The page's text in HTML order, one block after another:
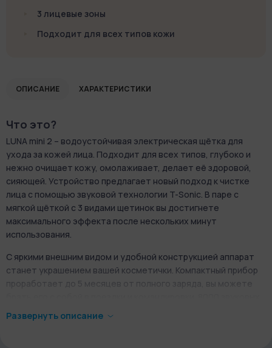
3 лицевые зоны
Подходит для всех типов кожи
ОПИСАНИЕ ХАРАКТЕРИСТИКИ
Что это?
LUNA mini 2 – водоустойчивая электрическая щётка для
ухода за кожей лица. Подходит для всех типов, глубоко и
нежно очищает кожу, омолаживает, делает её здоровой,
сияющей. Устройство предлагает новый подход к чистке
лица с помощью звуковой технологии T-Sonic. В паре с
мягкой щёткой с 3 видами щетинок вы достигнете
максимального эффекта после нескольких минут
использования.
С яркими внешним видом и удобной конструкцией аппарат
станет украшением вашей косметички. Компактный прибор
проработает до 5 месяцев от полного заряда, вы можете
пульсаций в минуту, направленные через нежные щетинки,
помогут коже оставаться свежей и красивой.
Развернуть описание